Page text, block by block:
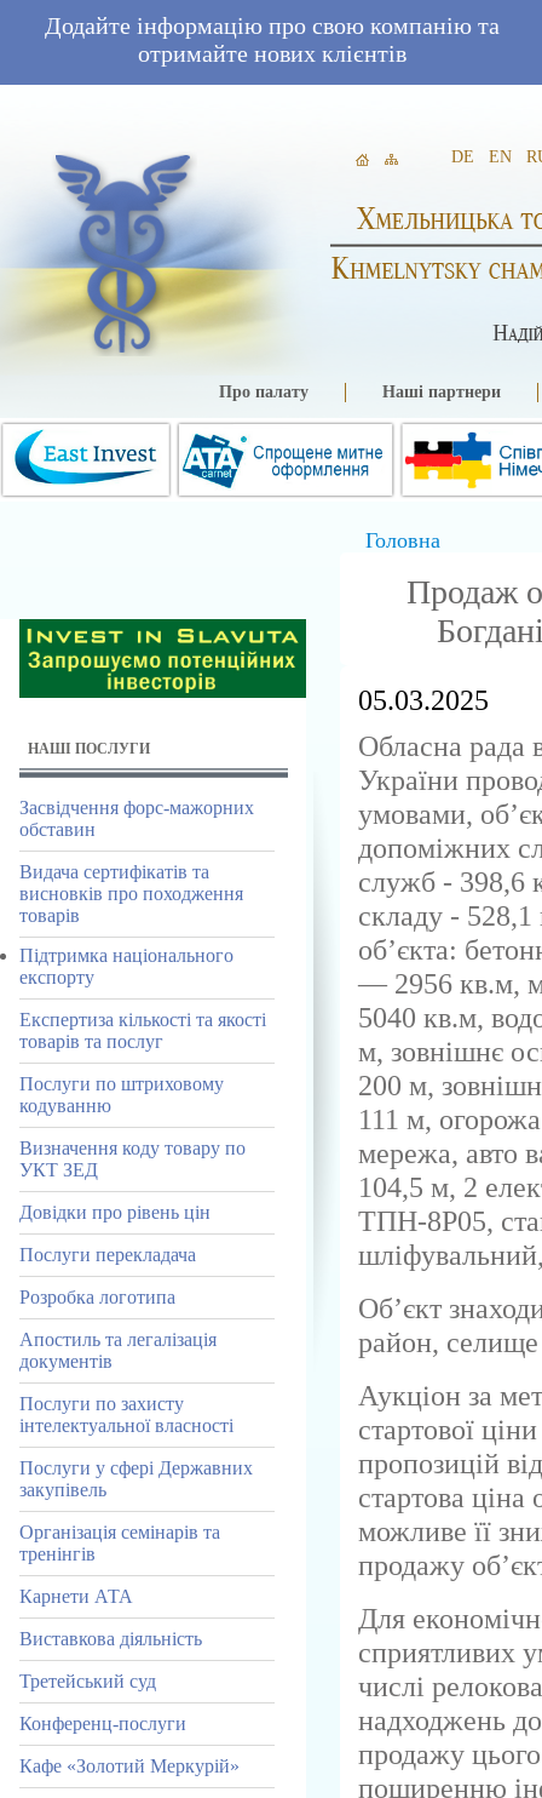
Додайте інформацію про свою компанію та
отримайте нових клієнтів
DE EN
Про палату Наші партнери
Головна
Продаж
05.03.2025
Обласна рада
України
умовами,
допоміжних
служб - 398,6
складу - 528,1
об’єкта:
— 2956 кв.м,
5040 кв.м,
м, зовнішнє
200 м,
111 м,
мережа, авто
104,5 м, 2
ТПН-8Р05,
Об’єкт
район, селище
Аукціон за
стартової
пропозицій
стартова ціна
можливе її
продажу
Для
сприятливих
числі
надходжень
продажу
поширенню
НАШІ ПОСЛУГИ
Засвідчення форс-мажорних
обставин
Видача сертифікатів та
висновків про походження
товарів
Підтримка національного
експорту
Експертиза кількості та якості
товарів та послуг
Послуги по штриховому
кодуванню
Визначення коду товару по
УКТ ЗЕД
Довідки про рівень цін
Послуги перекладача
Розробка логотипа
Апостиль та легалізація
документів
Послуги по захисту
інтелектуальної власності
Послуги у сфері Державних
закупівель
Організація семінарів та
тренінгів
Карнети АТА
Виставкова діяльність
Третейський суд
Конференц-послуги
Кафе «Золотий Меркурій»